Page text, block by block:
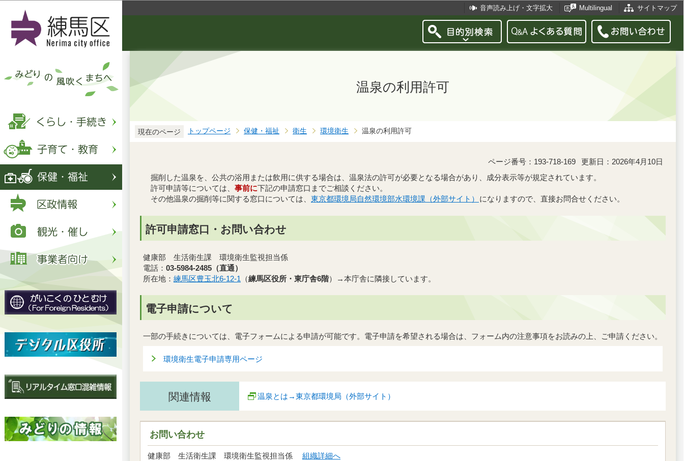
音声読み上げ・文字拡大 Multilingual サイトマップ
温泉の利用許可
現在のページ トップページ 保健・福祉 衛生 環境衛生 温泉の利用許可
ページ番号：193-718-169
更新日：2026年4月10日
掘削した温泉を、公共の浴用または飲用に供する場合は、温泉法の許可が必要となる場合があり、成分表示等が規定されています。
許可申請等については、 事前に下記の申請窓口までご相談ください。
その他温泉の掘削等に関する窓口については、 東京都環境局自然環境部水環境課（外部サイト） になりますので、直接お問合せください。
許可申請窓口・お問い合わせ
健康部 生活衛生課 環境衛生監視担当係
電話： 03-5984-2485（直通）
所在地： 練馬区豊玉北6-12-1 （練馬区役所・東庁舎6階）→本庁舎に隣接しています。
電子申請について
一部の手続きについては、電子フォームによる申請が可能です。電子申請を希望される場合は、フォーム内の注意事項をお読みの上、ご申請ください。
環境衛生電子申請専用ページ
関連情報 温泉とは→東京都環境局（外部サイト）
お問い合わせ
健康部 生活衛生課 環境衛生監視担当係 組織詳細へ